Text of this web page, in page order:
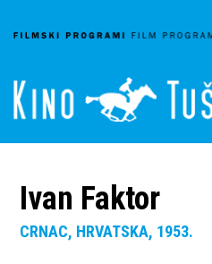
Ivan Faktor
CRNAC, HRVATSKA, 1953.